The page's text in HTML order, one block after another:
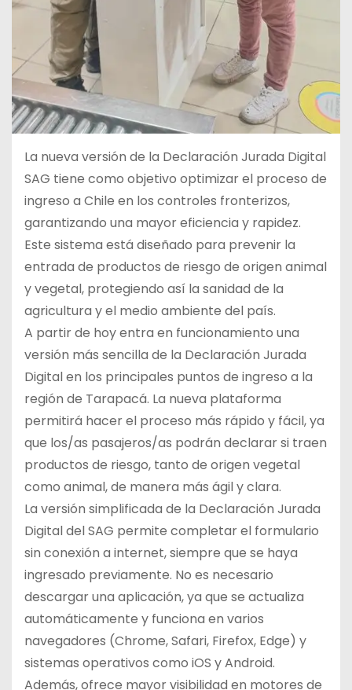
La nueva versión de la Declaración Jurada Digital
SAG tiene como objetivo optimizar el proceso de
ingreso a Chile en los controles fronterizos,
garantizando una mayor eficiencia y rapidez.
Este sistema está diseñado para prevenir la
entrada de productos de riesgo de origen animal
y vegetal, protegiendo así la sanidad de la
agricultura y el medio ambiente del país.
A partir de hoy entra en funcionamiento una
versión más sencilla de la Declaración Jurada
Digital en los principales puntos de ingreso a la
región de Tarapacá. La nueva plataforma
permitirá hacer el proceso más rápido y fácil, ya
que los/as pasajeros/as podrán declarar si traen
productos de riesgo, tanto de origen vegetal
como animal, de manera más ágil y clara.
La versión simplificada de la Declaración Jurada
Digital del SAG permite completar el formulario
sin conexión a internet, siempre que se haya
ingresado previamente. No es necesario
descargar una aplicación, ya que se actualiza
automáticamente y funciona en varios
navegadores (Chrome, Safari, Firefox, Edge) y
sistemas operativos como iOS y Android.
Además, ofrece mayor visibilidad en motores de